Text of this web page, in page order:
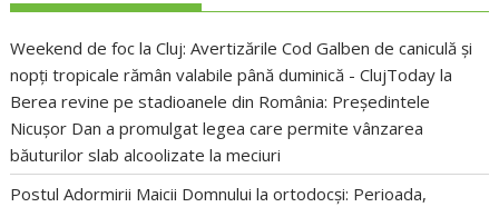
Weekend de foc la Cluj: Avertizările Cod Galben de caniculă și
nopți tropicale rămân valabile până duminică - ClujToday la
Berea revine pe stadioanele din România: Președintele
Nicușor Dan a promulgat legea care permite vânzarea
băuturilor slab alcoolizate la meciuri
Postul Adormirii Maicii Domnului la ortodocși: Perioada,